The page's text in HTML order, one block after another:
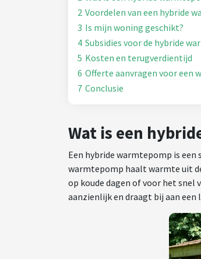
2 Voordelen van een hybride
3 Is mijn woning geschikt?
4 Subsidies voor de hybride
5 Kosten en terugverdientijd
6 Offerte aanvragen voor een
7 Conclusie
Wat is een
Een hybride warmtepomp is
warmtepomp haalt warmte uit
op koude dagen of voor het snel
aanzienlijk en draagt bij aan een